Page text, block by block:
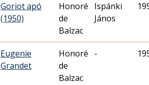
Goriot apó
(1950)
Honoré
de
Balzac
Ispánki
János
Eugenie
Grandet
Honoré
de
Balzac
-